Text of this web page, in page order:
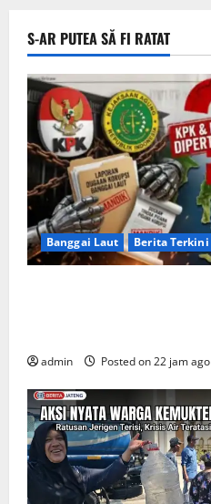
S-AR PUTEA SĂ FI RATAT
Banggai Laut Berita Terkini
admin Posted on 22 jam ago